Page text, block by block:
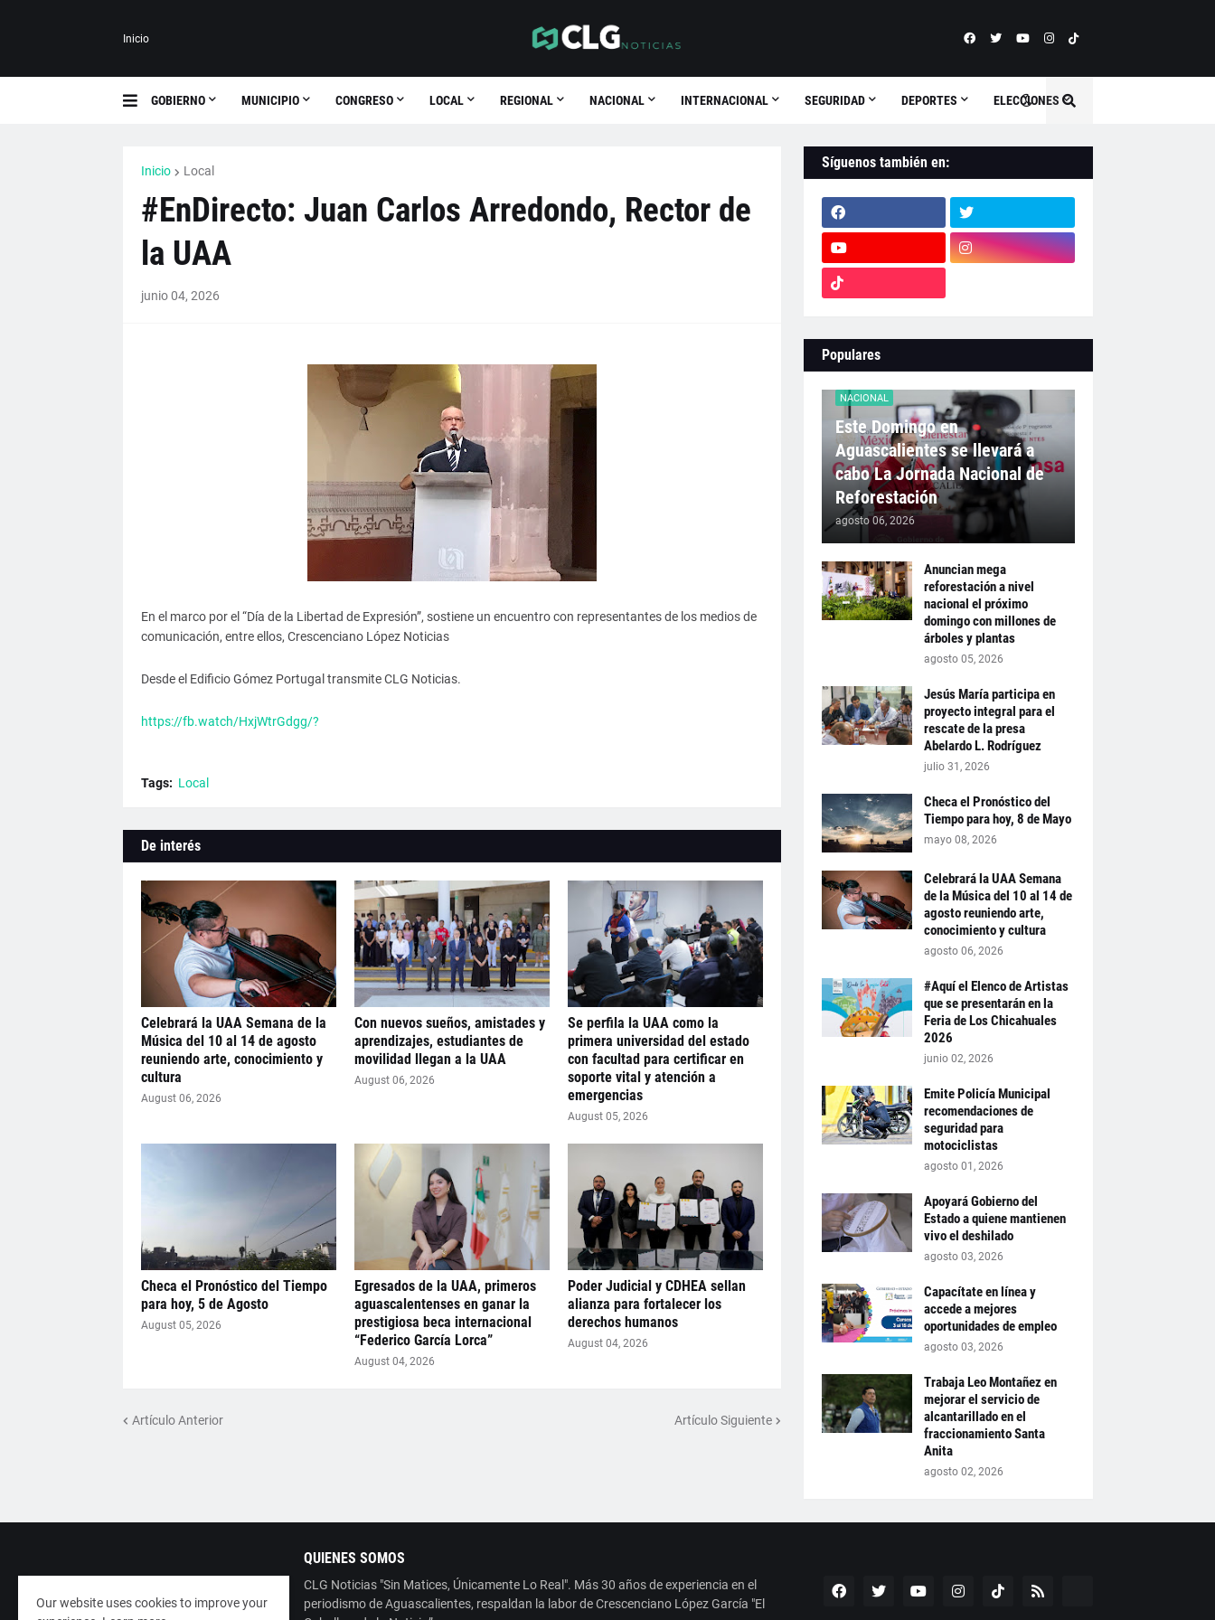
Inicio
GOBIERNO MUNICIPIO CONGRESO LOCAL REGIONAL NACIONAL INTERNACIONAL SEGURIDAD DEPORTES ELECCIONES
Inicio Local
#EnDirecto: Juan Carlos Arredondo, Rector de
la UAA
junio 04, 2026
En el marco por el “Día de la Libertad de Expresión”, sostiene un encuentro con representantes de los medios de
comunicación, entre ellos, Crescenciano López Noticias
Desde el Edificio Gómez Portugal transmite CLG Noticias.
https://fb.watch/HxjWtrGdgg/?
Tags: Local
De interés
Celebrará la UAA Semana de la
Música del 10 al 14 de agosto
reuniendo arte, conocimiento y
cultura
August 06, 2026
Con nuevos sueños, amistades y
aprendizajes, estudiantes de
movilidad llegan a la UAA
August 06, 2026
Se perfila la UAA como la
primera universidad del estado
con facultad para certificar en
soporte vital y atención a
emergencias
August 05, 2026
Checa el Pronóstico del Tiempo
para hoy, 5 de Agosto
August 05, 2026
Egresados de la UAA, primeros
aguascalentenses en ganar la
prestigiosa beca internacional
“Federico García Lorca”
August 04, 2026
Poder Judicial y CDHEA sellan
alianza para fortalecer los
derechos humanos
August 04, 2026
Artículo Anterior Artículo Siguiente
Síguenos también en:
Populares
NACIONAL
Este Domingo en
Aguascalientes se llevará a
cabo La Jornada Nacional de
Reforestación
agosto 06, 2026
Anuncian mega
reforestación a nivel
nacional el próximo
domingo con millones de
árboles y plantas
agosto 05, 2026
Jesús María participa en
proyecto integral para el
rescate de la presa
Abelardo L. Rodríguez
julio 31, 2026
Checa el Pronóstico del
Tiempo para hoy, 8 de Mayo
mayo 08, 2026
Celebrará la UAA Semana
de la Música del 10 al 14 de
agosto reuniendo arte,
conocimiento y cultura
agosto 06, 2026
#Aquí el Elenco de Artistas
que se presentarán en la
Feria de Los Chicahuales
2026
junio 02, 2026
Emite Policía Municipal
recomendaciones de
seguridad para
motociclistas
agosto 01, 2026
Apoyará Gobierno del
Estado a quiene mantienen
vivo el deshilado
agosto 03, 2026
Capacítate en línea y
accede a mejores
oportunidades de empleo
agosto 03, 2026
Trabaja Leo Montañez en
mejorar el servicio de
alcantarillado en el
fraccionamiento Santa
Anita
agosto 02, 2026
QUIENES SOMOS
CLG Noticias "Sin Matices, Únicamente Lo Real". Más 30 años de experiencia en el
periodismo de Aguascalientes, respaldan la labor de Crescenciano López García "El
Our website uses cookies to improve your